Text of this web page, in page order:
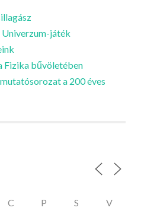
Univerzum-játék
Fizika bűvöletében
a 200 éves
C P S V